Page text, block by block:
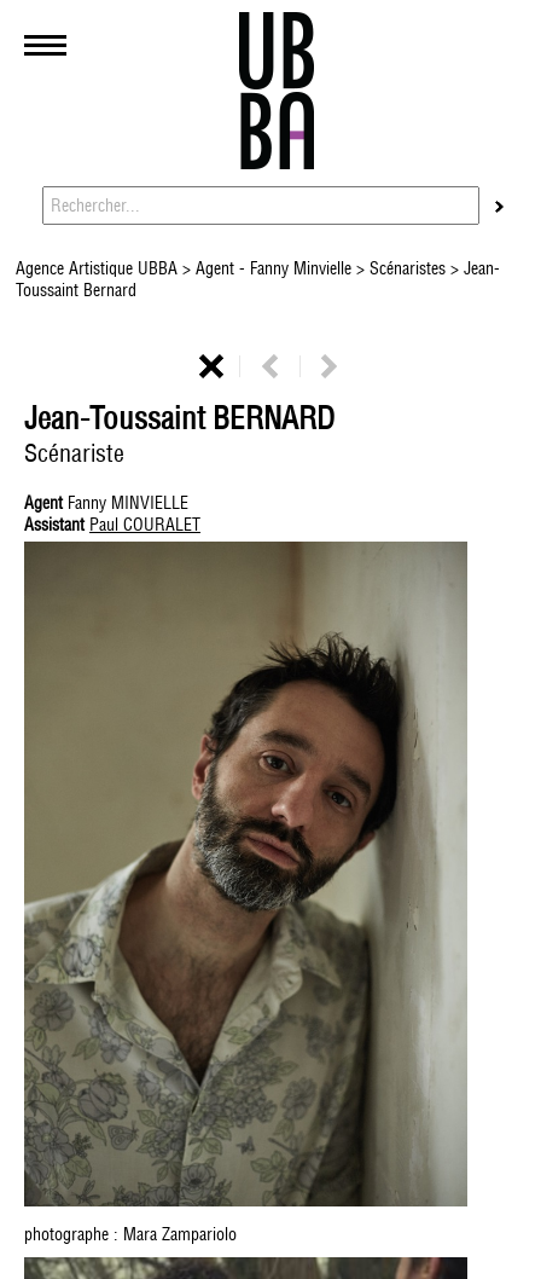
Agence Artistique UBBA>Agent - Fanny Minvielle > Scénaristes> Jean-
Toussaint Bernard
Jean-Toussaint BERNARD
Scénariste
Agent Fanny MINVIELLE
Assistant Paul COURALET
photographe : Mara Zampariolo